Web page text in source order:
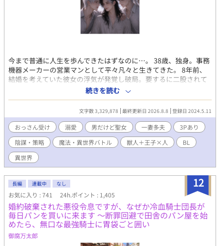
今まで普通に人生を歩んできたはずなのに…。 38歳、独身。事務
機器メーカーの営業マンとして平々凡々と生きてきた。 8年前、
結婚を考えていた彼女の浮気が発覚し破局。要するに二股されて
いたのだ。わかった時の修羅場といったら、それはもう悲惨だっ
た…。 それから8年。彼女も作らず、というか結構なトラウマに
なってしまったらしく、女性と付き合うことが出来なくなってし
まった。 そんな俺がまさかこんな世界に放り込まれるなんて。 俺
は目の前で片膝を付いて手を差し出している男の顔をマジマジと
見つめる。 どう見たってこれは求愛だろう。 なんで俺が…。 ※初
投稿です。 ※異世界ものですが、その世界観を知ってもらうため
に、説明に近い文が多いと思います。どうか飽きずに読んで頂け
ると幸いです。 ※「小説家になろう」にも数話遅れて投稿してい
続きを読む
文字数 3,329,878 最終更新日 2026.8.8 登録日 2024.5.11
おっさん受け 溺愛 男だけど聖女 一妻多夫
3Pあり
陰謀・策略
魔法・異世界バトル 獣人＋王子×人
BL
異世界
12
長編 連載中 なし
お気に入り : 741 24h.ポイント : 1,405
婚約破棄された悪役令息ですが、なぜか冷血騎士団長が
毎日パンを買いに来ます 〜断罪回避で田舎のパン屋を始
めたら、無口な最強騎士に胃袋ごと囲い
御腐万太郎